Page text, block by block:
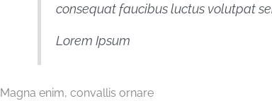
consequat faucibus luctus volutpat
Lorem Ipsum
Magna enim, convallis ornare